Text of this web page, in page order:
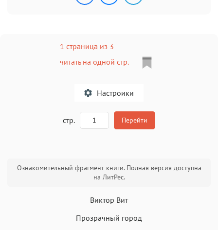
1 страница из 3
читать на одной стр.
Настроики
стр. Перейти
Ознакомительный фрагмент книги. Полная версия доступна
на ЛитРес.
Виктор Вит
Прозрачный город